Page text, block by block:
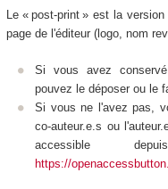
Le « post-print » est la
page de l'éditeur (logo, nom
Si vous avez
pouvez le déposer ou le
Si vous ne l'avez pas,
co-auteur.e.s ou
accessible
https://